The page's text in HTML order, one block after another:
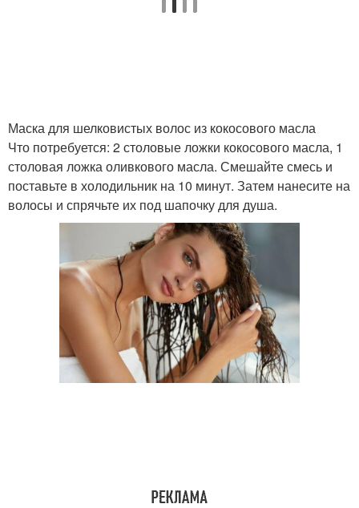
Маска для шелковистых волос из кокосового масла
Что потребуется: 2 столовые ложки кокосового масла, 1
столовая ложка оливкового масла. Смешайте смесь и
поставьте в холодильник на 10 минут. Затем нанесите на
волосы и спрячьте их под шапочку для душа.